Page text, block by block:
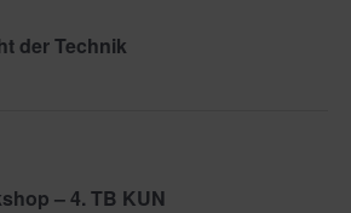
der Technik
– 4. TB KUN